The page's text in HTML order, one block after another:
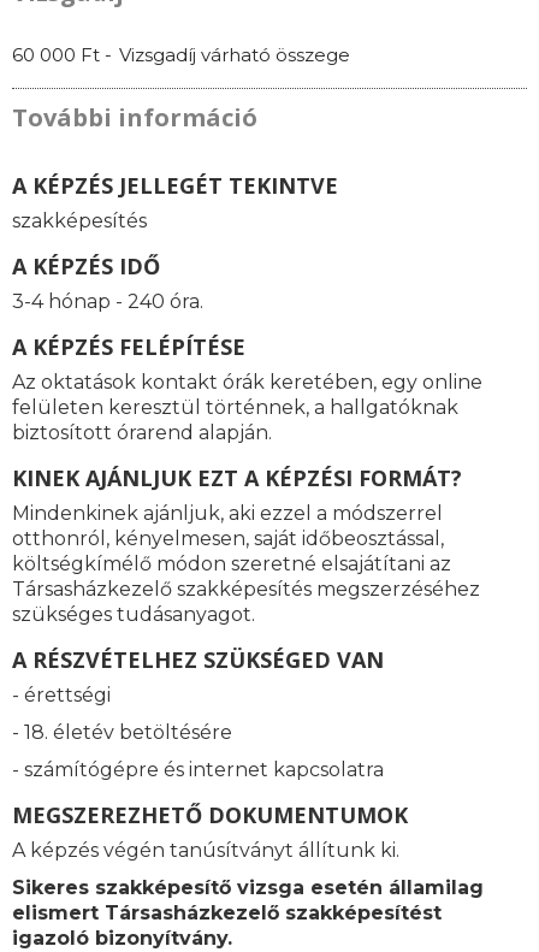
60 000 Ft - Vizsgadíj várható összege
További információ
A KÉPZÉS JELLEGÉT TEKINTVE
szakképesítés
A KÉPZÉS IDŐ
3-4 hónap - 240 óra.
A KÉPZÉS FELÉPÍTÉSE
Az oktatások kontakt órák keretében, egy online
felületen keresztül történnek, a hallgatóknak
biztosított órarend alapján.
KINEK AJÁNLJUK EZT A KÉPZÉSI FORMÁT?
Mindenkinek ajánljuk, aki ezzel a módszerrel
otthonról, kényelmesen, saját időbeosztással,
költségkímélő módon szeretné elsajátítani az
Társasházkezelő szakképesítés megszerzéséhez
szükséges tudásanyagot.
A RÉSZVÉTELHEZ SZÜKSÉGED VAN
- érettségi
- 18. életév betöltésére
- számítógépre és internet kapcsolatra
MEGSZEREZHETŐ DOKUMENTUMOK
A képzés végén tanúsítványt állítunk ki.
Sikeres szakképesítő vizsga esetén államilag
elismert Társasházkezelő szakképesítést
igazoló bizonyítvány.